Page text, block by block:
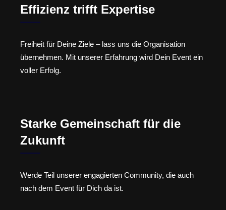
Effizienz trifft Expertise
Freiheit für Deine Ziele – lass uns die Organisation
übernehmen. Mit unserer Erfahrung wird Dein Event ein
voller Erfolg.
Starke Gemeinschaft für die
Zukunft
Werde Teil unserer engagierten Community, die auch
nach dem Event für Dich da ist.